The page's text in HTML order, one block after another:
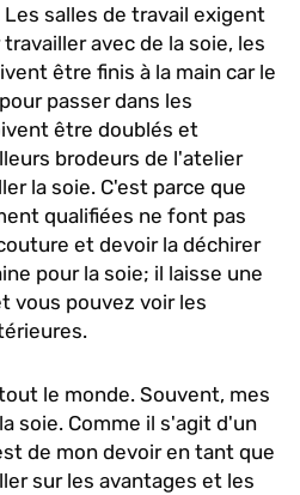
salles de travail exigent
avec de la soie, les
être finis à la main car le
passer dans les
être doublés et
brodeurs de l'atelier
la soie. C'est parce que
qualifiées ne font pas
et devoir la déchirer
pour la soie; il laisse une
vous pouvez voir les
le monde. Souvent, mes
soie. Comme il s'agit d'un
de mon devoir en tant que
sur les avantages et les